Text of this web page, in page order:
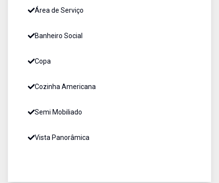
Área de Serviço
Banheiro Social
Copa
Cozinha Americana
Semi Mobiliado
Vista Panorâmica